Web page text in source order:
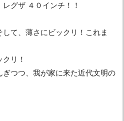
グザ ４０インチ！！
て、薄さにビックリ！これま
リ！
つつ、我が家に来た近代文明の